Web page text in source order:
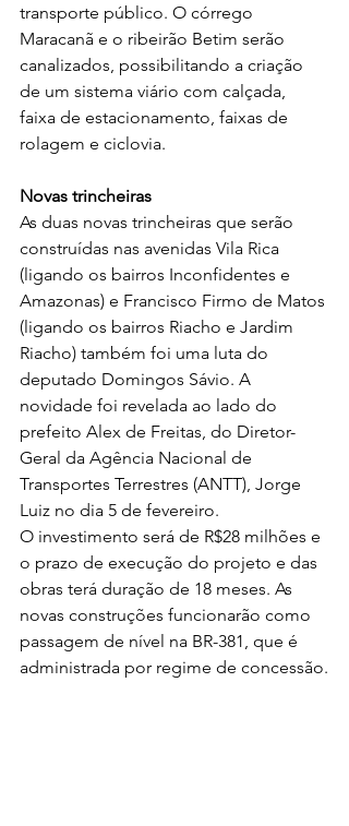
transporte público. O córrego
Maracanã e o ribeirão Betim serão
canalizados, possibilitando a criação
de um sistema viário com calçada,
faixa de estacionamento, faixas de
rolagem e ciclovia.
Novas trincheiras
As duas novas trincheiras que serão
construídas nas avenidas Vila Rica
(ligando os bairros Inconfidentes e
Amazonas) e Francisco Firmo de Matos
(ligando os bairros Riacho e Jardim
Riacho) também foi uma luta do
deputado Domingos Sávio. A
novidade foi revelada ao lado do
prefeito Alex de Freitas, do Diretor-
Geral da Agência Nacional de
Transportes Terrestres (ANTT), Jorge
Luiz no dia 5 de fevereiro.
O investimento será de R$28 milhões e
o prazo de execução do projeto e das
obras terá duração de 18 meses. As
novas construções funcionarão como
passagem de nível na BR-381, que é
administrada por regime de concessão.